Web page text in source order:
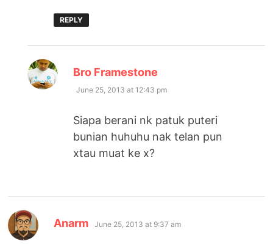
REPLY
Bro Framestone
June 25, 2013 at 12:43 pm
Siapa berani nk patuk puteri
bunian huhuhu nak telan pun
xtau muat ke x?
Anarm says:
June 25, 2013 at 9:37 am